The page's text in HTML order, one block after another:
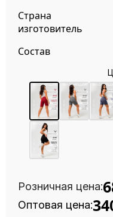
Страна
изготовитель
Состав
Розничная цена:
Оптовая цена: